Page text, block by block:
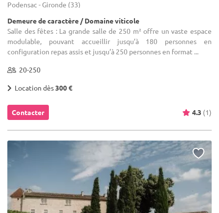
Podensac - Gironde (33)
Demeure de caractère / Domaine viticole
Salle des fêtes : La grande salle de 250 m² offre un vaste espace
modulable, pouvant accueillir jusqu’à 180 personnes en
configuration repas assis et jusqu’à 250 personnes en format ...
20-250
Location dès300 €
Contacter 4.3 (1)